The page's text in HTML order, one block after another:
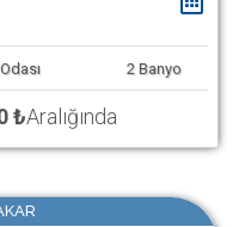
2 Banyo
₺Aralığında